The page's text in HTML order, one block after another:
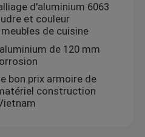
d'aluminium 6063
et couleur
de cuisine
de 120 mm
bon prix armoire de
construction